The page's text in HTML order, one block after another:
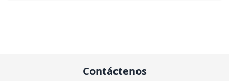
Contáctenos